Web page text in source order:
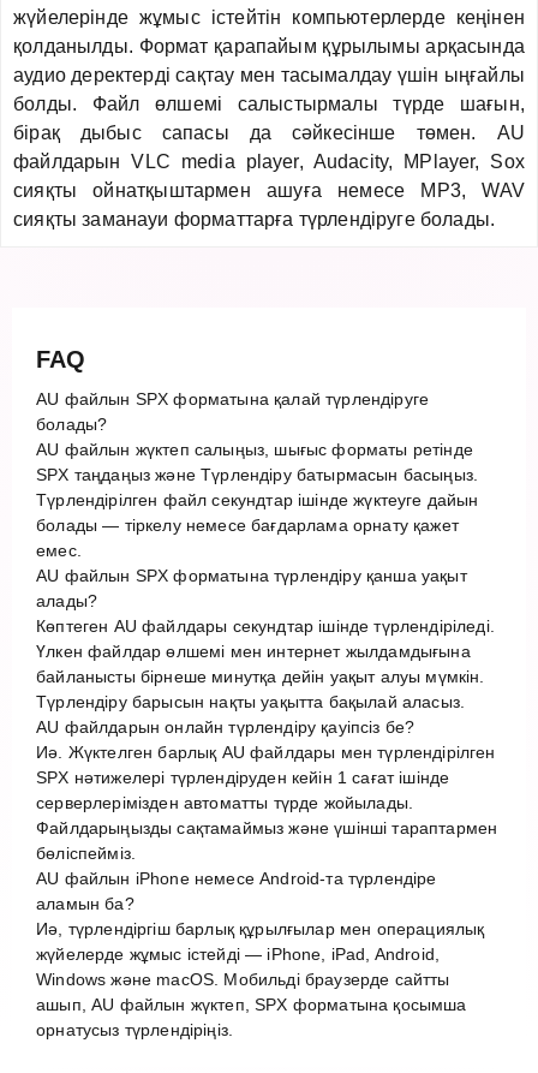
жүйелерінде жұмыс істейтін компьютерлерде кеңінен
қолданылды. Формат қарапайым құрылымы арқасында
аудио деректерді сақтау мен тасымалдау үшін ыңғайлы
болды. Файл өлшемі салыстырмалы түрде шағын,
бірақ дыбыс сапасы да сәйкесінше төмен. AU
файлдарын VLC media player, Audacity, MPlayer, Sox
сияқты ойнатқыштармен ашуға немесе MP3, WAV
сияқты заманауи форматтарға түрлендіруге болады.
FAQ
AU файлын SPX форматына қалай түрлендіруге
болады?
AU файлын жүктеп салыңыз, шығыс форматы ретінде
SPX таңдаңыз және Түрлендіру батырмасын басыңыз.
Түрлендірілген файл секундтар ішінде жүктеуге дайын
болады — тіркелу немесе бағдарлама орнату қажет
емес.
AU файлын SPX форматына түрлендіру қанша уақыт
алады?
Көптеген AU файлдары секундтар ішінде түрлендіріледі.
Үлкен файлдар өлшемі мен интернет жылдамдығына
байланысты бірнеше минутқа дейін уақыт алуы мүмкін.
Түрлендіру барысын нақты уақытта бақылай аласыз.
AU файлдарын онлайн түрлендіру қауіпсіз бе?
Иә. Жүктелген барлық AU файлдары мен түрлендірілген
SPX нәтижелері түрлендіруден кейін 1 сағат ішінде
серверлерімізден автоматты түрде жойылады.
Файлдарыңызды сақтамаймыз және үшінші тараптармен
бөліспейміз.
AU файлын iPhone немесе Android-та түрлендіре
аламын ба?
Иә, түрлендіргіш барлық құрылғылар мен операциялық
жүйелерде жұмыс істейді — iPhone, iPad, Android,
Windows және macOS. Мобильді браузерде сайтты
ашып, AU файлын жүктеп, SPX форматына қосымша
орнатусыз түрлендіріңіз.